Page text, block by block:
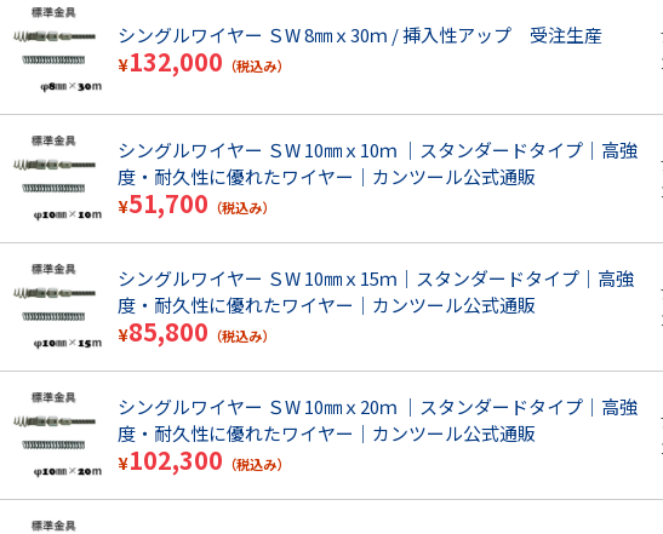
シングルワイヤー ＳW 8㎜ｘ30ｍ / 挿入性アップ 受注生産
¥132,000 （税込み）
シングルワイヤー ＳW 10㎜ｘ10ｍ ｜スタンダードタイプ｜高強
度・耐久性に優れたワイヤー｜カンツール公式通販
¥51,700 （税込み）
シングルワイヤー ＳW 10㎜ｘ15ｍ｜スタンダードタイプ｜高強
度・耐久性に優れたワイヤー｜カンツール公式通販
¥85,800 （税込み）
シングルワイヤー ＳW 10㎜ｘ20ｍ ｜スタンダードタイプ｜高強
度・耐久性に優れたワイヤー｜カンツール公式通販
¥102,300 （税込み）